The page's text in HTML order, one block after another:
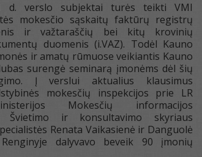
d. verslo subjektai turės teikti VMI
mokesčio sąskaitų faktūrų registrų
ir važtaraščių bei kitų krovinių
duomenis (i.VAZ). Todėl Kauno
ir amatų rūmuose veikiantis Kauno
surengė seminarą įmonėms dėl šių
Į verslui aktualius klausimus
mokesčių inspekcijos prie LR
Mokesčių informacijos
Švietimo ir konsultavimo skyriaus
Renata Vaikasienė ir Danguolė
Renginyje dalyvavo beveik 90 įmonių